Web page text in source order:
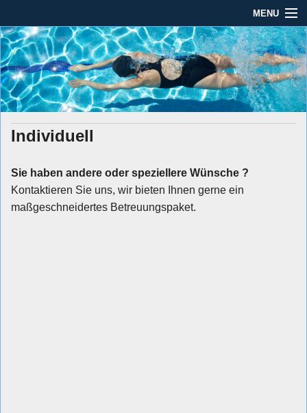
MENU
Dauber Schwimmanlagen GmbH
Leistungen
Service
Produkte
AGBs
Dauber Schwimmanlagen
GmbH
Seit mehr als 45 Jahren im Rhein-Main-Gebiet
Individuell
Sie haben andere oder speziellere Wünsche ?
Kontaktieren Sie uns, wir bieten Ihnen gerne ein
maßgeschneidertes Betreuungspaket.